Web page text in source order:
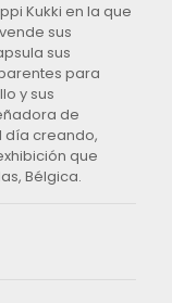
Kukki en la que
sus
sus
para
y sus
de
día creando,
que
Bélgica.